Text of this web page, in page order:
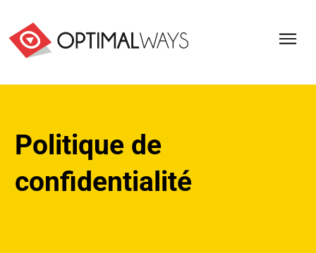
Politique de
confidentialité